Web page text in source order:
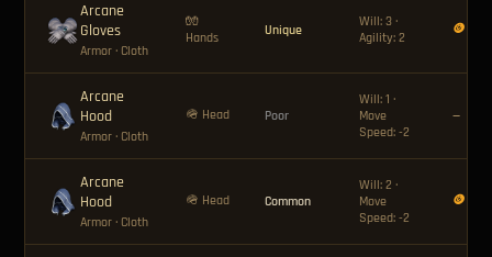
Arcane
Gloves
Armor · Cloth
🧤
Hands
Unique
Will: 3 ·
Agility: 2
🪙 120
Arcane
Hood
Armor · Cloth
🪖 Head Poor
Will: 1 ·
Move
Speed: -2
—
Arcane
Hood
Armor · Cloth
🪖 Head Common
Will: 2 ·
Move
Speed: -2
🪙 8